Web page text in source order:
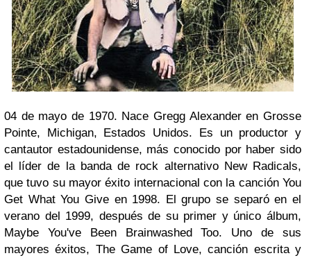
04 de mayo de 1970. Nace Gregg Alexander en Grosse
Pointe, Michigan, Estados Unidos. Es un productor y
cantautor estadounidense, más conocido por haber sido
el líder de la banda de rock alternativo New Radicals,
que tuvo su mayor éxito internacional con la canción You
Get What You Give en 1998. El grupo se separó en el
verano del 1999, después de su primer y único álbum,
Maybe You've Been Brainwashed Too. Uno de sus
mayores éxitos, The Game of Love, canción escrita y